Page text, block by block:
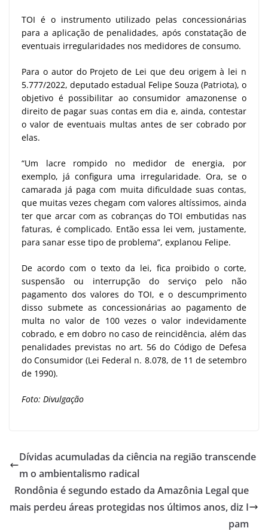
TOI é o instrumento utilizado pelas concessionárias
para a aplicação de penalidades, após constatação de
eventuais irregularidades nos medidores de consumo.
Para o autor do Projeto de Lei que deu origem à lei n
5.777/2022, deputado estadual Felipe Souza (Patriota), o
objetivo é possibilitar ao consumidor amazonense o
direito de pagar suas contas em dia e, ainda, contestar
o valor de eventuais multas antes de ser cobrado por
elas.
“Um lacre rompido no medidor de energia, por
exemplo, já configura uma irregularidade. Ora, se o
camarada já paga com muita dificuldade suas contas,
que muitas vezes chegam com valores altíssimos, ainda
ter que arcar com as cobranças do TOI embutidas nas
faturas, é complicado. Então essa lei vem, justamente,
para sanar esse tipo de problema”, explanou Felipe.
De acordo com o texto da lei, fica proibido o corte,
suspensão ou interrupção do serviço pelo não
pagamento dos valores do TOI, e o descumprimento
disso submete as concessionárias ao pagamento de
multa no valor de 100 vezes o valor indevidamente
cobrado, e em dobro no caso de reincidência, além das
penalidades previstas no art. 56 do Código de Defesa
do Consumidor (Lei Federal n. 8.078, de 11 de setembro
de 1990).
Foto: Divulgação
Dívidas acumuladas da ciência na região transcende
m o ambientalismo radical
Rondônia é segundo estado da Amazônia Legal que
mais perdeu áreas protegidas nos últimos anos, diz I
pam